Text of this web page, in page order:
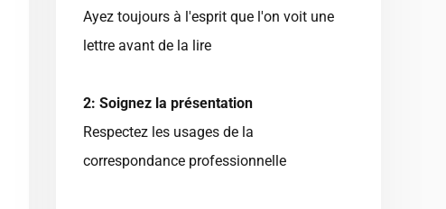
Ayez toujours à l'esprit que l'on voit une
lettre avant de la lire
2: Soignez la présentation
Respectez les usages de la
correspondance professionnelle